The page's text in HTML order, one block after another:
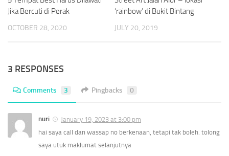
Jika Bercuti di Perak
OCTOBER 28, 2020
‘rainbow’ di Bukit Bintang
JULY 20, 2019
3 RESPONSES
Comments 3 Pingbacks 0
nuri
January 19, 2023 at 3:00 pm
hai saya call dan wassap no berkenaan, tetapi tak boleh. tolong
saya utuk maklumat selanjutnya